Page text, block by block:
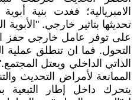
الامبريالية؛ فغدت بنية
تحديثها بتاثير خارجي. "الأبوية
على توفر عامل خارجي حفز
التحول. فما ان تنطلق عملية
الذاتي الداخلي ويعتل
الممانعة لأمراض التحديث
يتحرك داخل إطار التبعية